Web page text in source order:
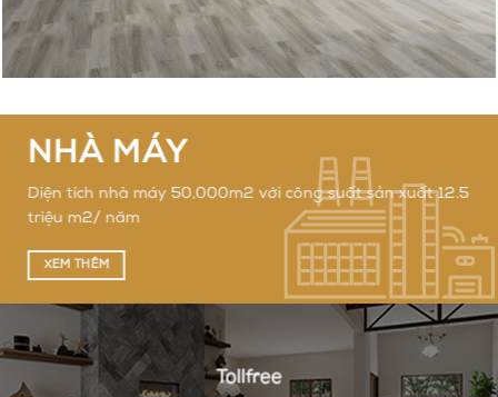
NHÀ MÁY
Diện tích nhà máy 50,000m2 với công suất sản xuất 12.5
triệu m2/ năm
XEM THÊM
Tollfree